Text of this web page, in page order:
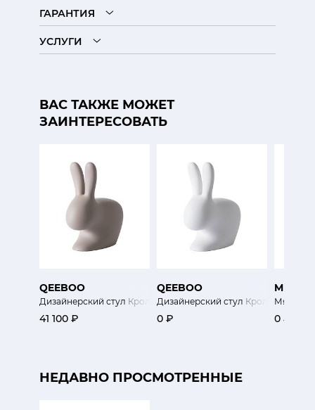
ГАРАНТИЯ
УСЛУГИ
ВАС ТАКЖЕ МОЖЕТ
ЗАИНТЕРЕСОВАТЬ
QEEBOO
Дизайнерский стул Кролик
41 100 ₽
QEEBOO
Дизайнерский стул Кролик
0 ₽
Мягкий
0 ₽
НЕДАВНО ПРОСМОТРЕННЫЕ